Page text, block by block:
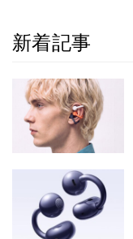
新着記事